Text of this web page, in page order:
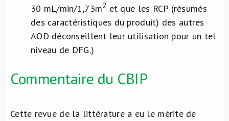
30 mL/min/1,73m2 et que les RCP (résumés
des caractéristiques du produit) des autres
AOD déconseillent leur utilisation pour un tel
niveau de DFG.)
Commentaire du CBIP
Cette revue de la littérature a eu le mérite de